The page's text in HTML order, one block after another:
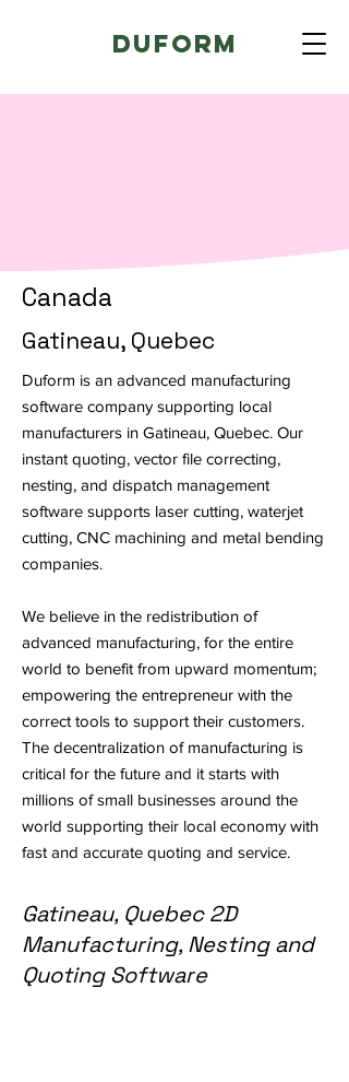
Duform
Canada
Gatineau, Quebec
Duform is an advanced manufacturing
software company supporting local
manufacturers in Gatineau, Quebec. Our
instant quoting, vector file correcting,
nesting, and dispatch management
software supports laser cutting, waterjet
cutting, CNC machining and metal bending
companies.
We believe in the redistribution of
advanced manufacturing, for the entire
world to benefit from upward momentum;
empowering the entrepreneur with the
correct tools to support their customers.
The decentralization of manufacturing is
critical for the future and it starts with
millions of small businesses around the
world supporting their local economy with
fast and accurate quoting and service.
Gatineau, Quebec 2D
Manufacturing, Nesting and
Quoting Software